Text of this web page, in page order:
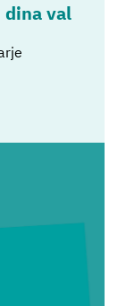
dina val